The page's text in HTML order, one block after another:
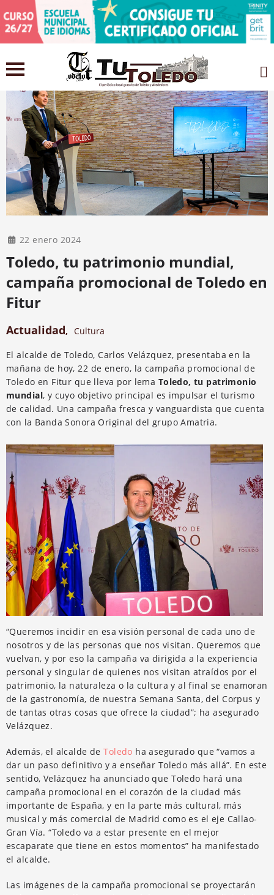
22 enero 2024
Toledo, tu patrimonio mundial,
campaña promocional de Toledo en
Fitur
Actualidad, Cultura
El alcalde de Toledo, Carlos Velázquez, presentaba en la
mañana de hoy, 22 de enero, la campaña promocional de
Toledo en Fitur que lleva por lema Toledo, tu patrimonio
mundial, y cuyo objetivo principal es impulsar el turismo
de calidad. Una campaña fresca y vanguardista que cuenta
con la Banda Sonora Original del grupo Amatria.
“Queremos incidir en esa visión personal de cada uno de
nosotros y de las personas que nos visitan. Queremos que
vuelvan, y por eso la campaña va dirigida a la experiencia
personal y singular de quienes nos visitan atraídos por el
patrimonio, la naturaleza o la cultura y al final se enamoran
de la gastronomía, de nuestra Semana Santa, del Corpus y
de tantas otras cosas que ofrece la ciudad”; ha asegurado
Velázquez.
Además, el alcalde deToledo ha asegurado que “vamos a
dar un paso definitivo y a enseñar Toledo más allá”. En este
sentido, Velázquez ha anunciado que Toledo hará una
campaña promocional en el corazón de la ciudad más
importante de España, y en la parte más cultural, más
musical y más comercial de Madrid como es el eje Callao-
Gran Vía. “Toledo va a estar presente en el mejor
escaparate que tiene en estos momentos” ha manifestado
el alcalde.
Las imágenes de la campaña promocional se proyectarán